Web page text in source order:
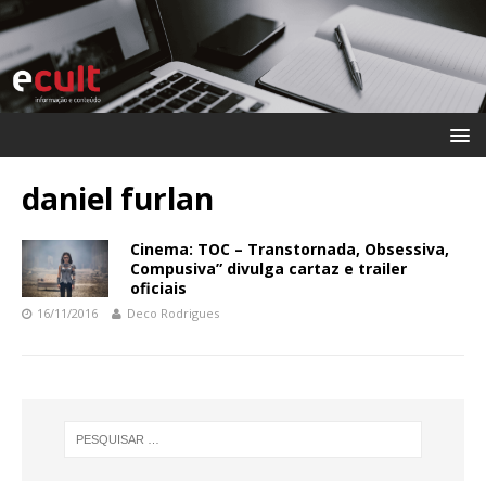
daniel furlan
Cinema: TOC – Transtornada, Obsessiva,
Compusiva” divulga cartaz e trailer
oficiais
16/11/2016 Deco Rodrigues